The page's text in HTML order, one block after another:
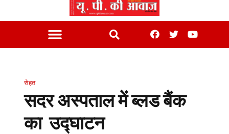
सेहत
सदर अस्पताल में ब्लड बैंक
का उद्घाटन